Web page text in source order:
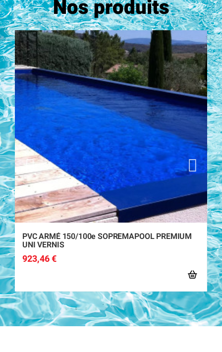
Nos produits
PVC ARMÉ 150/100e SOPREMAPOOL PREMIUM
UNI VERNIS
923,46 € 1